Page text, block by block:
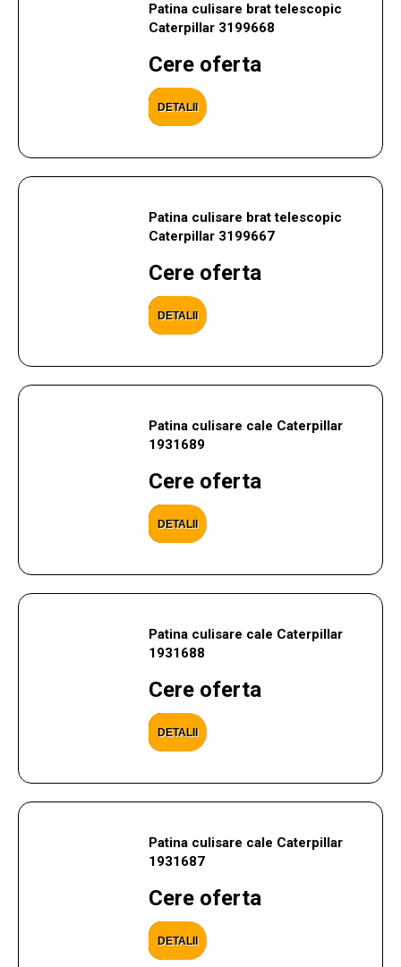
Patina culisare brat telescopic
Caterpillar 3199668
Cere oferta
DETALII
Patina culisare brat telescopic
Caterpillar 3199667
Cere oferta
DETALII
Patina culisare cale Caterpillar
1931689
Cere oferta
DETALII
Patina culisare cale Caterpillar
1931688
Cere oferta
DETALII
Patina culisare cale Caterpillar
1931687
Cere oferta
DETALII